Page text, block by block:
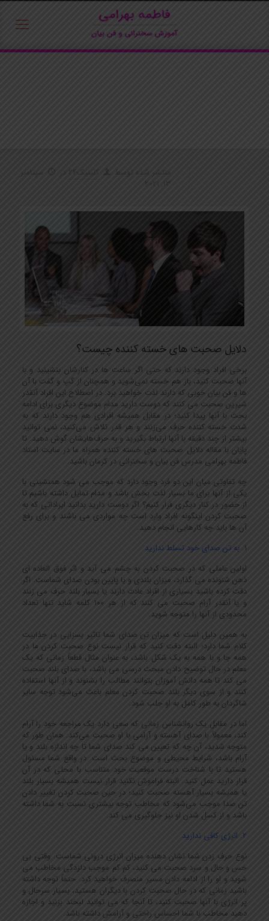
منتشر شده توسط کلینیک24 در
سپتامبر
13, 2021
دلایل صحبت های خسته کننده چیست؟
برخی افراد وجود دارند که حتی اگر ساعت ها در کنارشان بنشینید و با
آنها صحبت کنید، باز هم خسته نمی‌شوید و همچنان از گپ و گفت با آن
ها و فن بیان خوبی که دارند لذت خواهید برد. در اصطلاح این افراد آنقدر
شیرین صحبت می کنند که دوست دارید مدام موضوع دیگری برای ادامه
بحث با آنها پیدا کنید؛ در مقابل همیشه افرادی هم وجود دارند که به
شدت خسته کننده حرف می‌زنند و هر قدر تلاش می‌کنید، نمی توانید
بیشتر از چند دقیقه با آنها ارتباط بگیرید و به حرف‌هایشان گوش دهید. تا
پایان با مقاله دلایل صحبت های خسته کننده همراه ما در سایت استاد
فاطمه بهرامی مدرس فن بیان و سخنرانی در کرمان باشید.
چه تفاوتی میان این دو فرد وجود دارد که موجب می شود همنشینی با
یکی از آنها برای ما بسیار لذت بخش باشد و مدام تمایل داشته باشیم تا
از حضور در کنار دیگری فرار کنیم؟ اگر دوست دارید بدانید ایراداتی که به
صحبت کردن اینگونه افراد وارد است چه مواردی می باشند و برای رفع
آن ها باید چه کارهایی انجام دهید.
1. به تن صدای خود تسلط ندارید
اولین عاملی که در صحبت کردن به چشم می آید و اثر فوق العاده ای
ذهن شنونده می گذارد، میزان بلندی و یا پایین بودن صدای شماست. اگر
دقت کرده باشید بسیاری از افراد عادت دارند یا بسیار بلند حرف می زنند
و یا آنقدر آرام صحبت می کنند که از هر ۱۰۰ کلمه شاید تنها تعداد
محدودی از آنها را متوجه شوید.
به همین دلیل است که میزان تن صدای شما تاثیر بسزایی در جذابیت
کلام شما دارد؛ البته دقت کنید که قرار نیست نوع صحبت کردن ما در
همه جا و با همه به یک شکل باشد، به عنوان مثال قطعاً زمانی که یک
معلم در حال توضیح دادن مبحث درسی می باشد، با صدای بلند صحبت
می کند تا همه دانش آموزان بتوانند مطالب را بشنوند و از آنها استفاده
کنند و از سوی دیگر بلند صحبت کردن معلم باعث می‌شود توجه سایر
شاگردان به طور کامل به او جلب شود.
اما در مقابل یک روانشناس زمانی که سعی دارد یک مراجعه خود را آرام
کند، معمولاً با صدای آهسته و آرامی با او صحبت می‌کند. همان طور که
متوجه شدید، آن چه که تعیین می کند صدای شما تا چه اندازه بلند و یا
آرام باشد، شرایط محیطی و موضوع بحث است. در واقع شما مسئول
هستید تا با شناخت درست موقعیت خود متناسب با محلی که در آن
قرار دارید عمل کنید. البته فراموش نکنید قرار نیست همیشه بسیار بلند
یا همیشه بسیار آهسته صحبت کنید؛ در حین صحبت کردن تغییر دادن
تن صدا موجب می‌شود که مخاطب توجه بیشتری نسبت به شما داشته
باشد و از کسل شدن او نیز جلوگیری می کند.
2. انرژی کافی ندارید
نوع حرف زدن شما نشان دهنده میزان انرژی درونی شماست. وقتی بی
حس و حال و سرد صحبت می کنید، کم کم موجب دلزدگی مخاطب می
شوید و او را از ادامه دادن مسیر منصرف خواهید کرد. حتماً توجه داشته
باشید زمانی که در حال صحبت کردن با دیگران هستید، بسیار سرحال و
پر انرژی با آنها صحبت کنید، تا آنجا که می توانید لبخند بزنید و اجازه
دهید مخاطب با شما احساس راحتی و آرامش داشته باشد.